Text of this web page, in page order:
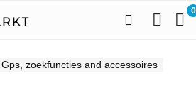
0
Gps, zoekfuncties and accessoires